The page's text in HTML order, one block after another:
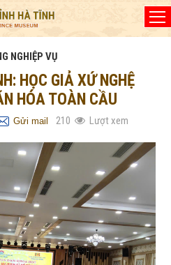
NGHIỆP VỤ
HỌC GIẢ XỨ NGHỆ
HÓA TOÀN CẦU
Gửi mail 210 Lượt xem